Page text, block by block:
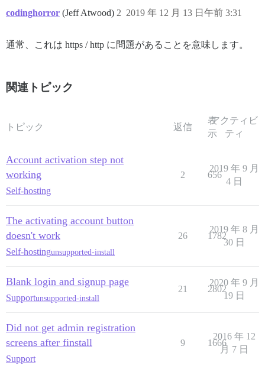
codinghorror (Jeff Atwood) 2019 年 12 月 13 日午前 3:31
2
通常、これは https / http に問題があることを意味します。
関連トピック
トピック 返信
表
示
アクティビ
ティ
Account activation step not
working
Self-hosting
2 656
2019 年 9 月
4 日
The activating account button
doesn't work
Self-hostingunsupported-install
26 1782
2019 年 8 月
30 日
Blank login and signup page
Supportunsupported-install
21 2802
2020 年 9 月
19 日
Did not get admin registration
screens after finstall
Support
9 1666
2016 年 12
月 7 日